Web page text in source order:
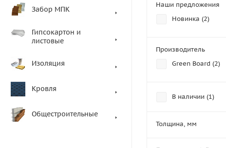
Забор МПК
Гипсокартон и
листовые
Изоляция
Кровля
Общестроительные
Наши предложения
Новинка (2)
Производитель
Green Board (2)
В наличии (1)
Толщина, мм